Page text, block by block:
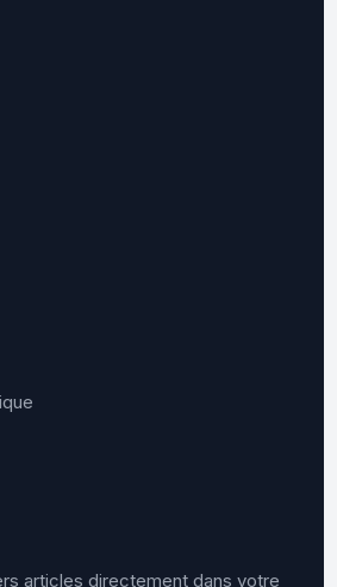
articles directement dans votre